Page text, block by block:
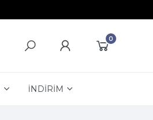
0
İNDİRİM